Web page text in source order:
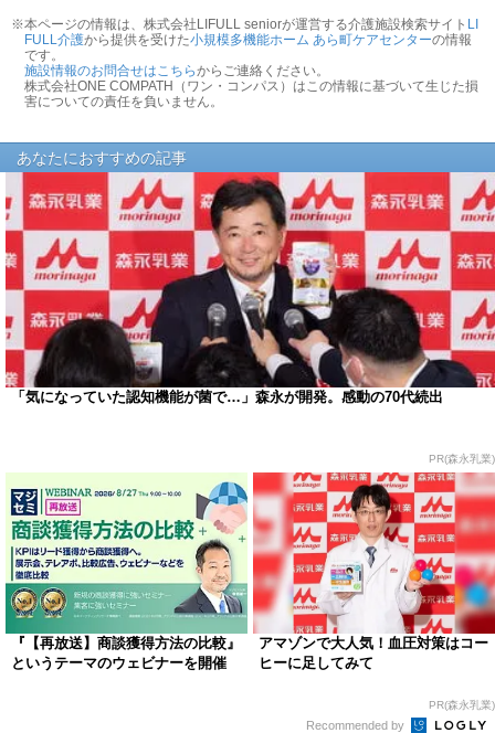
※本ページの情報は、株式会社LIFULL seniorが運営する介護施設検索サイト LI
FULL介護から提供を受けた小規模多機能ホーム あら町ケアセンターの情報
です。
施設情報のお問合せはこちらからご連絡ください。
株式会社ONE COMPATH（ワン・コンパス）はこの情報に基づいて生じた損
害についての責任を負いません。
あなたにおすすめの記事
「気になっていた認知機能が菌で…」森永が開発。感動の70代続出
PR(森永乳業)
『【再放送】商談獲得方法の比較』
というテーマのウェビナーを開催
アマゾンで大人気！血圧対策はコー
ヒーに足してみて
PR(森永乳業)
Recommended by